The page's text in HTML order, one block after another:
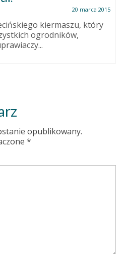
20 marca 2015
kiermaszu, który
ogrodników,
opublikowany.
*